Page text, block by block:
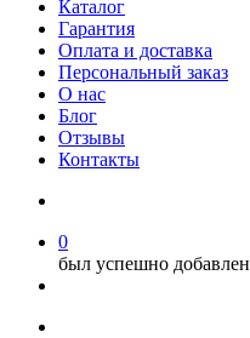
Каталог
Гарантия
Оплата и доставка
Персональный заказ
О нас
Блог
Отзывы
Контакты
0
был успешно